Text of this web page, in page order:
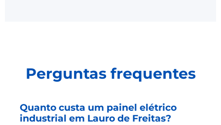
Perguntas frequentes
Quanto custa um painel elétrico
industrial em Lauro de Freitas?